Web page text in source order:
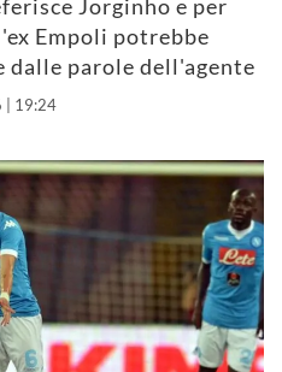
Jorginho e per
Empoli potrebbe
dalle parole dell'agente
| 19:24